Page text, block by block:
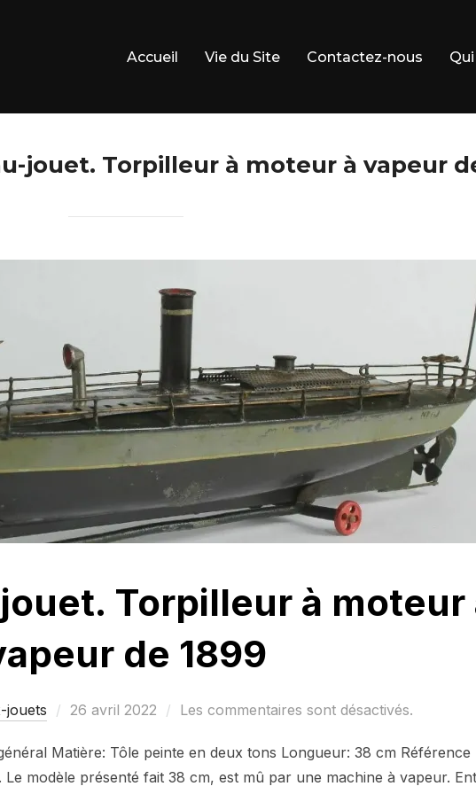
Accueil Vie du Site Contactez-nous
jouet. Torpilleur à moteur à vapeur
Torpilleur à moteur
de 1899
jouets
Publié
26 avril 2022 Les commentaires sont désactivés.
Matière: Tôle peinte en deux tons Longueur: 38 cm Référence
modèle présenté fait 38 cm, est mû par une machine à vapeur.